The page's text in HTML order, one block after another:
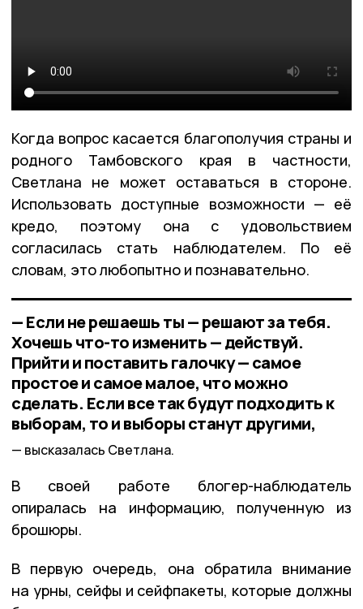
Когда вопрос касается благополучия страны и
родного Тамбовского края в частности,
Светлана не может оставаться в стороне.
Использовать доступные возможности — её
кредо, поэтому она с удовольствием
согласилась стать наблюдателем. По её
словам, это любопытно и познавательно.
— Если не решаешь ты — решают за тебя.
Хочешь что-то изменить — действуй.
Прийти и поставить галочку — самое
простое и самое малое, что можно
сделать. Если все так будут подходить к
выборам, то и выборы станут другими,
высказалась Светлана.
В своей работе блогер-наблюдатель
опиралась на информацию, полученную из
брошюры.
В первую очередь, она обратила внимание
на урны, сейфы и сейфпакеты, которые должны